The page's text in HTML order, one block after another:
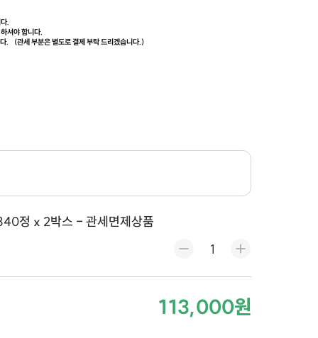
.
셔야 합니다.
.
(관세 부분은 별도로 결제 부탁 드리겠습니다.)
정 x 2박스 - 관세면제상품
113,000원